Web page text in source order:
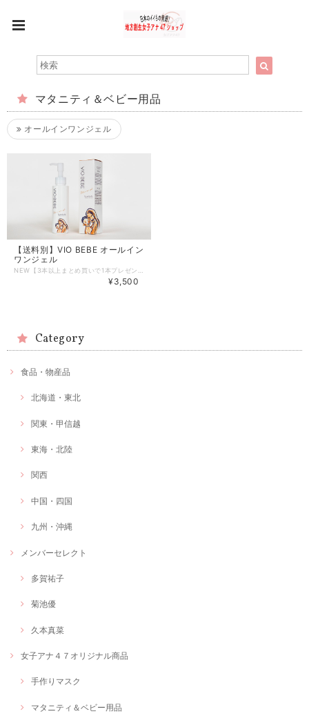
マタニティ＆ベビー用品
オールインワンジェル
【送料別】VIO BEBE オールイン
ワンジェル
NEW【3本以上まとめ買いで1本プレゼント✨】 お母さんと赤ちゃんや子どもが一緒に使えるように無添加だけど、潤いや美容成分を入れたオールインワンジェルです。忙しいママのための時短ケア用品です。 大分県別府温泉で発見された特許成分「温泉藻類RG92」を配合。 温泉のチカラでお肌に優しくアプローチ。 放送局のアナウンサー時代にも不規則な生活リズムな中、仕事上多くのケア用品に出会ってきアナウンサーたち。テレビに出るためには毎日のケアが欠かせません。また、０歳〜小学生の子どもを持つ現役ママアナウンサーズが開発に携わりました。 まずは一度、そのさらさら感と保湿力をお試しください。 商品名 BIO BEBE オールインワンジェル 内容量 １２０ｇ ▶︎こだわりと特徴 ＜肌にやさしい5つの無添加＞ ノンシリコン、防腐剤フリー、鉱物油フリー、合成着色料フリー、無香料 ＜時短に便利な6つの機能性＞ 化粧水、乳液、美容液、クリーム、パック、化粧下地 ＜温泉由来オリジナル成分が叶えるW美容法＞ ・肌ダメージにアプローチ：温泉藻類RG92 ・美肌エネルギーにアプローチ：加水分解コラーゲン、加水分解酵母エキス ▶︎使い方 お風呂上がりに2〜3プッシュ(さくらんぼ大)とり、気になる部分を中心にやさしくなじませます。手のひらで肌を優しくおさえながら、浸透させていきます。 お子さんの全身に塗ってあげてその残りをママの顔に。 ※乾燥が強い部分には重ねづけが効果的です。またはお手持ちのクリームやオイルなどを仕上げてに塗っていただくのもオススメです。 ※朝と夜1日2回ご使用いただくと、さらに効果的です。 ▶︎成分 水、グリセリン、BG、トリ（カプリル酸/カプリン酸）グリセリル、スクワラン、グリチルリチン酸2K、緑藻エキス、ヒアルロン酸Na、加水分解酵母エキス、加水分解コラーゲン、ラウロイルグルタミン酸ジ（オクチルドデシル/フィトステリル/ベヘニル）、ソルビトール、水溶性プロテオグリカン、リンゴ果実培養細胞エキス、プラセンタエキス、オウゴンエキス、カンゾウ根エキス、ナツメ果実エキス、1,2-ヘキサンジオール、カプリリルグリコール、カラメル、アルギン酸Na、カルボマー、（アクリル酸ヒドロキシエチル/アクリロイルジメチルタウリンNa）コポリマー、水酸化K \ビオベベ5周年記念/ ビオベベを選んでくださっている皆様への感謝の気持ちを込めて期間限定で3本以上購入の方にプラス1本プレゼント‼︎
¥3,500
Category
食品・物産品
北海道・東北
関東・甲信越
東海・北陸
関西
中国・四国
九州・沖縄
メンバーセレクト
多賀祐子
菊池優
久本真菜
女子アナ４７オリジナル商品
手作りマスク
マタニティ＆ベビー用品